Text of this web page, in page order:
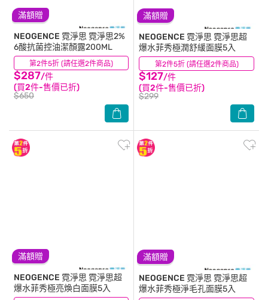
滿額贈
第2件5折 (請任選2件商品)
NEOGENCE 霓淨思 霓淨思2%
6酸抗菌控油潔顏露200ML
$287/件
(買2件-售價已折)
$650
(0)
滿額贈
第2件5折 (請任選2件商品)
NEOGENCE 霓淨思 霓淨思超
爆水菲秀極潤舒緩面膜5入
$127/件
(買2件-售價已折)
$299
(0)
滿額贈
NEOGENCE 霓淨思 霓淨思超
爆水菲秀極亮煥白面膜5入
滿額贈
NEOGENCE 霓淨思 霓淨思超
爆水菲秀極淨毛孔面膜5入